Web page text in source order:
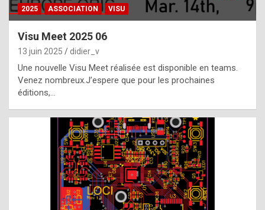
t
t
e
b
e
s
t
p
2025 ASSOCIATION VISU
Visu Meet 2025 06
13 juin 2025 didier_v
Une nouvelle Visu Meet réalisée est disponible en teams.
Venez nombreux.J’espere que pour les prochaines
éditions,…